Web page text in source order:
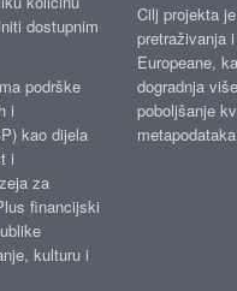
dostupnim
podrške
i
kao dijela
i
za
financijski
kulturu i
Cilj projekta
pretraživanja
Europeane,
dogradnja
poboljšanje